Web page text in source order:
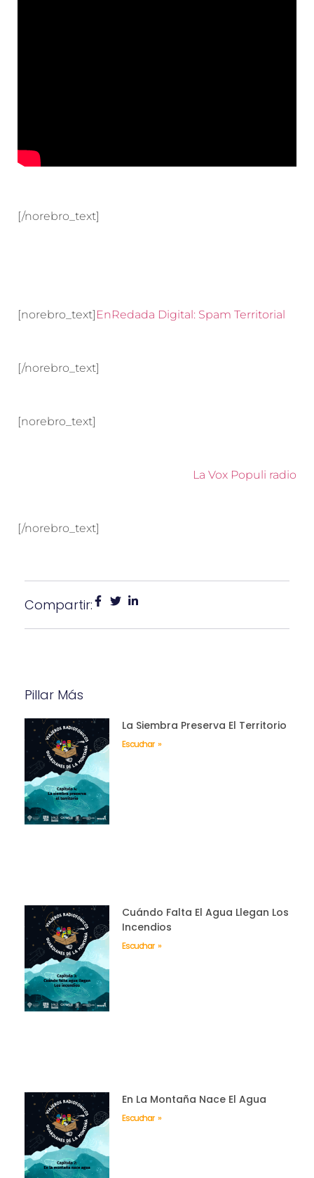
[/norebro_text]
[norebro_text] EnRedada Digital: Spam Territorial
[/norebro_text]
[norebro_text]
La Vox Populi radio
[/norebro_text]
Compartir:
Pillar Más
La Siembra Preserva El Territorio
Escuchar »
Cuándo Falta El Agua Llegan Los
Incendios
Escuchar »
En La Montaña Nace El Agua
Escuchar »